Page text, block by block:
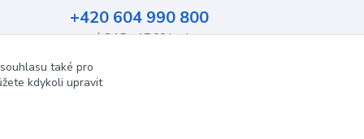
+420 604 990 800
po-pá 8:15 - 17:00 hod
také pro
kdykoli upravit